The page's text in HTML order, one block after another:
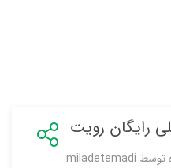
توسط miladetemadi